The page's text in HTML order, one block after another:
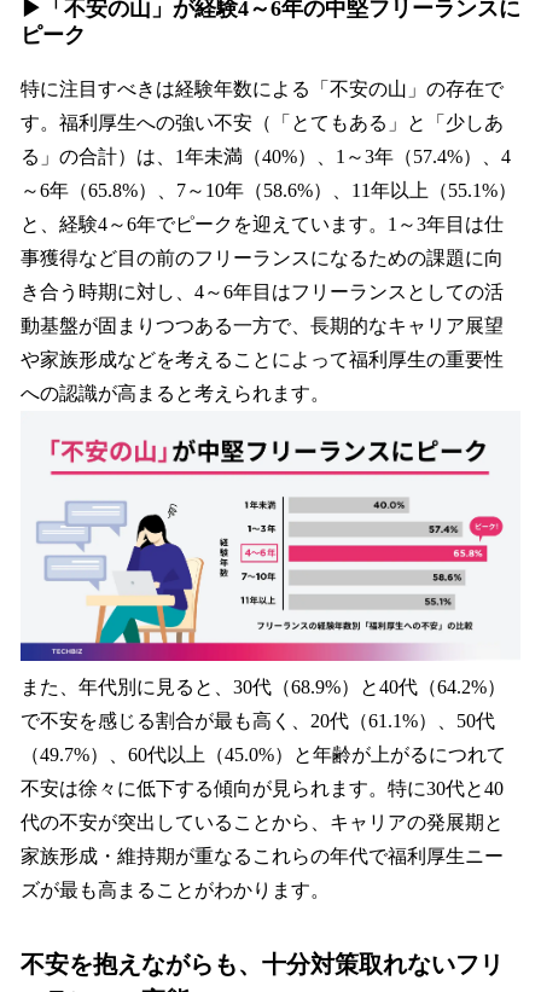
▶︎「不安の山」が経験4～6年の中堅フリーランスに
ピーク
特に注目すべきは経験年数による「不安の山」の存在で
す。福利厚生への強い不安（「とてもある」と「少しあ
る」の合計）は、1年未満（40%）、1～3年（57.4%）、4
～6年（65.8%）、7～10年（58.6%）、11年以上（55.1%）
と、経験4～6年でピークを迎えています。1～3年目は仕
事獲得など目の前のフリーランスになるための課題に向
き合う時期に対し、4～6年目はフリーランスとしての活
動基盤が固まりつつある一方で、長期的なキャリア展望
や家族形成などを考えることによって福利厚生の重要性
への認識が高まると考えられます。
また、年代別に見ると、30代（68.9%）と40代（64.2%）
で不安を感じる割合が最も高く、20代（61.1%）、50代
（49.7%）、60代以上（45.0%）と年齢が上がるにつれて
不安は徐々に低下する傾向が見られます。特に30代と40
代の不安が突出していることから、キャリアの発展期と
家族形成・維持期が重なるこれらの年代で福利厚生ニー
ズが最も高まることがわかります。
不安を抱えながらも、十分対策取れないフリ